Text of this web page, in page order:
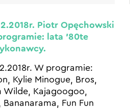
Piotr Opęchowski
lata ’80te
W programie:
Kylie Minogue, Bros,
Wilde, Kajagoogoo,
Bananarama, Fun Fun